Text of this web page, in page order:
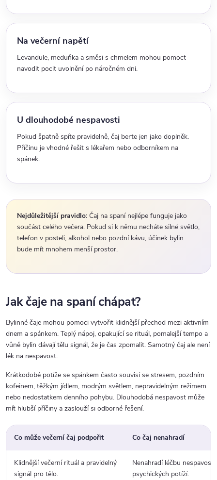
Na večerní napětí
Levandule, meduňka a směsi s chmelem mohou pomoct
navodit pocit uvolnění po náročném dni.
U dlouhodobé nespavosti
Pokud špatně spíte pravidelně, čaj berte jen jako doplněk.
Příčinu je vhodné řešit s lékařem nebo odborníkem na
spánek.
Nejdůležitější pravidlo: Čaj na spaní nejlépe funguje jako
součást celého večera. Pokud si k němu necháte silné světlo,
telefon v posteli, alkohol nebo pozdní kávu, účinek bylin
bude mít mnohem menší prostor.
Jak čaje na spaní chápat?
Bylinné čaje mohou pomoci vytvořit klidnější přechod mezi aktivním
dnem a spánkem. Teplý nápoj, opakující se rituál, pomalejší tempo a
vůně bylin dávají tělu signál, že je čas zpomalit. Samotný čaj ale není
lék na nespavost.
Krátkodobé potíže se spánkem často souvisí se stresem, pozdním
kofeinem, těžkým jídlem, modrým světlem, nepravidelným režimem
nebo nedostatkem denního pohybu. Dlouhodobá nespavost může
mít hlubší příčiny a zaslouží si odborné řešení.
Co může večerní čaj podpořit Co čaj nenahradí
Klidnější večerní rituál a pravidelný
signál pro tělo.
Nenahradí léčbu
psychických potíží.